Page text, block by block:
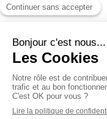
© 2017-2025